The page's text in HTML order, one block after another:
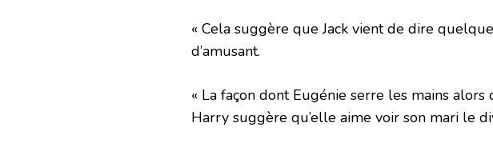
« Cela suggère que Jack vient de dire
d’amusant.
« La façon dont Eugénie serre les mains
Harry suggère qu’elle aime voir son mari le